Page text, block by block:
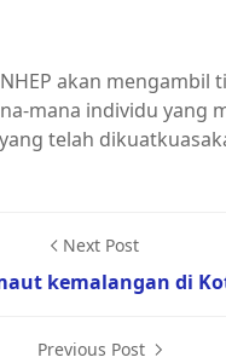
akan mengambil
mana individu yang
telah
Next Post
kemalangan di
Previous Post